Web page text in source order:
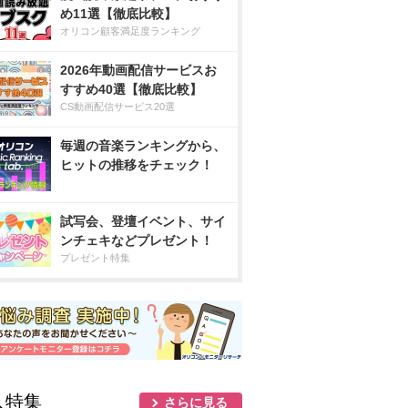
め11選【徹底比較】
オリコン顧客満足度ランキング
2026年動画配信サービスお
すすめ40選【徹底比較】
CS動画配信サービス20選
毎週の音楽ランキングから、
ヒットの推移をチェック！
試写会、登壇イベント、サイ
ンチェキなどプレゼント！
プレゼント特集
特集 さらに見る